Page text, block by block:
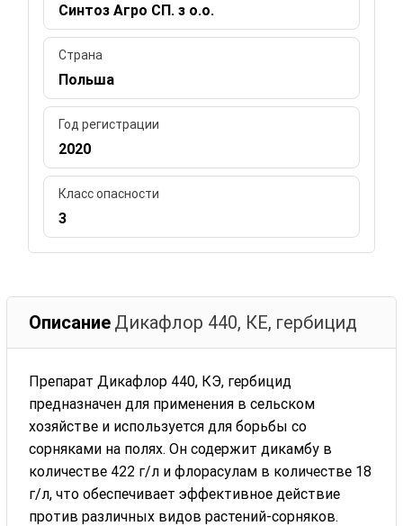
Синтоз Агро СП. з о.о.
Страна
Польша
Год регистрации
2020
Класс опасности
3
Описание Дикафлор 440, КЕ, гербицид
Препарат Дикафлор 440, КЭ, гербицид
предназначен для применения в сельском
хозяйстве и используется для борьбы со
сорняками на полях. Он содержит дикамбу в
количестве 422 г/л и флорасулам в количестве 18
г/л, что обеспечивает эффективное действие
против различных видов растений-сорняков.